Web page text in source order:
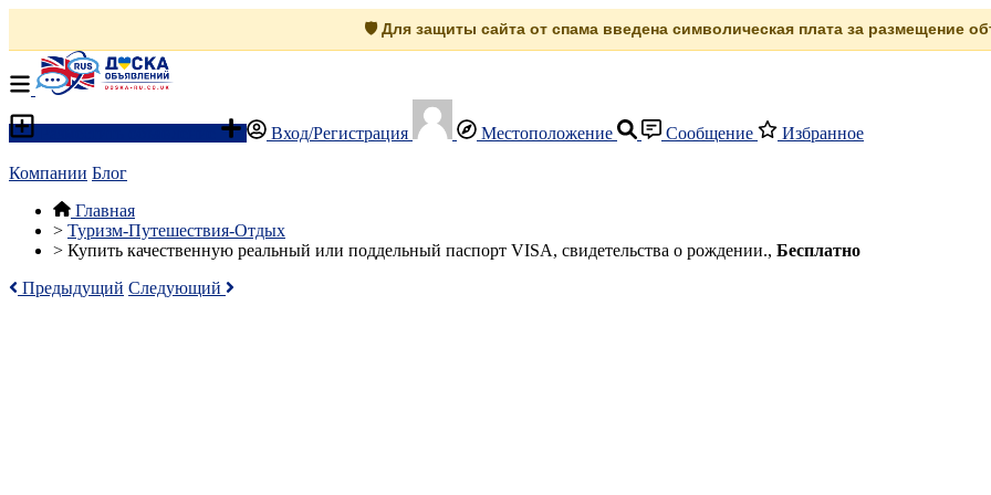
🛡️ Для защиты сайта от спама введена символическая плата за размещение
Вход/Регистрация Местоположение Сообщение Избранное
Компании Блог
Главная
> Туризм-Путешествия-Отдых
> Купить качественную реальный или поддельный паспорт VISA, свидетельства о рождении., Бесплатно
Предыдущий Следующий